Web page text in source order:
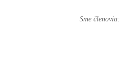
Sme členovia: